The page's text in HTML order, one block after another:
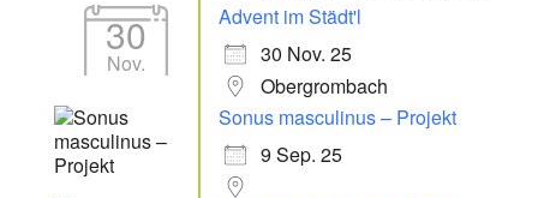
30
Nov.
Advent im Städt'l
30 Nov. 25
Obergrombach
Sonus masculinus – Projekt
9 Sep. 25